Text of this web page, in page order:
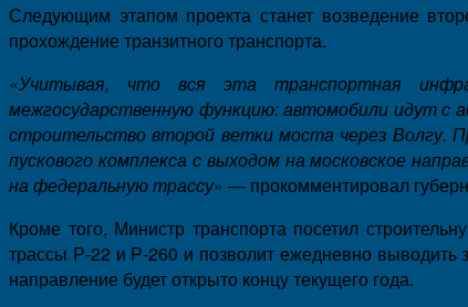
Следующим этапом проекта станет возведение
прохождение транзитного транспорта.
«Учитывая, что вся эта транспортная
межгосударственную функцию: автомобили идут с
строительство второй ветки моста через Волгу.
пускового комплекса с выходом на московское
на федеральную трассу» — прокомментировал
Кроме того, Министр транспорта посетил
трассы Р-22 и Р-260 и позволит ежедневно
направление будет открыто концу текущего года.